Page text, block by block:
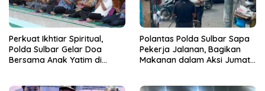
Perkuat Ikhtiar Spiritual,
Polda Sulbar Gelar Doa
Bersama Anak Yatim di
Polantas Polda Sulbar Sapa
Pekerja Jalanan, Bagikan
Makanan dalam Aksi Jumat